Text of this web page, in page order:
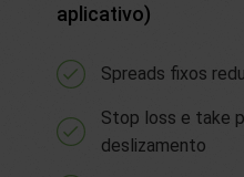
aplicativo)
Spreads fixos
Stop loss e take
deslizamento